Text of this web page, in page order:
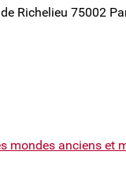
Richelieu 75002
mondes anciens et